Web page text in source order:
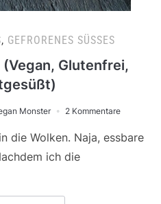
, GEFRORENES SÜSSES
Glutenfrei,
Monster 2 Kommentare
die Wolken. Naja, essbare
ich die